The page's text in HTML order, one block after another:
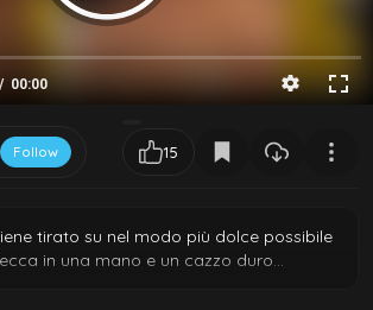
00:00
Follow 15
tirato su nel modo più dolce possibile
in una mano e un cazzo duro